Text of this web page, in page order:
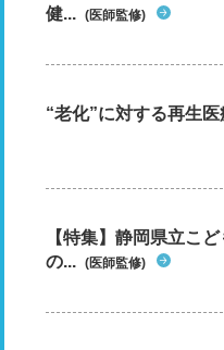
健... (医師監修)
“老化”に対する再生医
【特集】静岡県立こ
の... (医師監修)